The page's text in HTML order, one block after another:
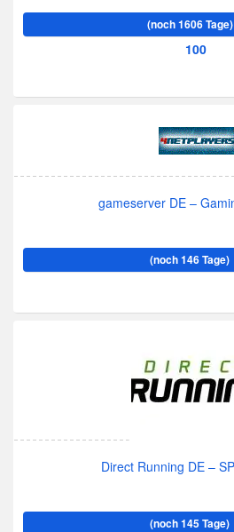
(noch 1606 Tage)
100
gameserver DE –
(noch 146 Tage)
Direct Running DE –
(noch 145 Tage)